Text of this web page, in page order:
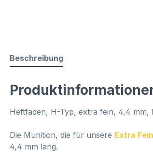
Beschreibung
Heftfäden, H-Typ, extra fein, 4,4 mm,
Die Munition, die für unsere Extra
4,4 mm lang.